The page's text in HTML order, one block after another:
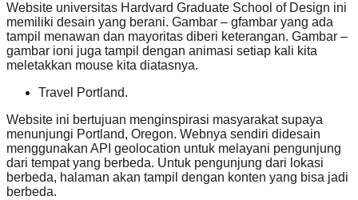
Website universitas Hardvard Graduate School of Design ini
memiliki desain yang berani. Gambar – gfambar yang ada
tampil menawan dan mayoritas diberi keterangan. Gambar –
gambar ioni juga tampil dengan animasi setiap kali kita
meletakkan mouse kita diatasnya.
Travel Portland.
Website ini bertujuan menginspirasi masyarakat supaya
menunjungi Portland, Oregon. Webnya sendiri didesain
menggunakan API geolocation untuk melayani pengunjung
dari tempat yang berbeda. Untuk pengunjung dari lokasi
berbeda, halaman akan tampil dengan konten yang bisa jadi
berbeda.